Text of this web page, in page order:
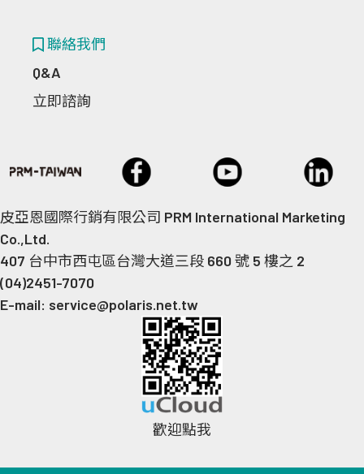
聯絡我們
Q&A
立即諮詢
皮亞恩國際行銷有限公司 PRM International Marketing
Co.,Ltd.
407 台中市西屯區台灣大道三段 660 號 5 樓之 2
(04)2451-7070
E-mail: service@polaris.net.tw
歡迎點我